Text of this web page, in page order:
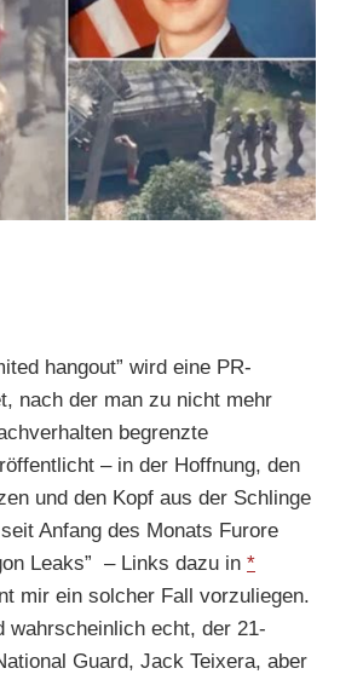
hangout” wird eine PR-
nach der man zu nicht mehr
begrenzte
– in der Hoffnung, den
und den Kopf aus der Schlinge
Anfang des Monats Furore
Leaks” – Links dazu in *
mir ein solcher Fall vorzuliegen.
wahrscheinlich echt, der 21-
Guard, Jack Teixera, aber